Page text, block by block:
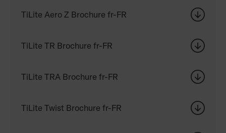
TiLite Aero Z Brochure fr-FR
TiLite TR Brochure fr-FR
TiLite TRA Brochure fr-FR
TiLite Twist Brochure fr-FR